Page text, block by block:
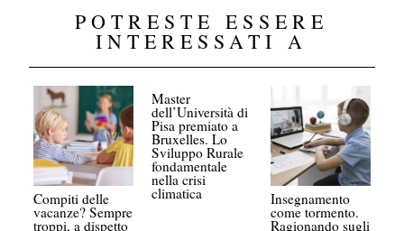
POTRESTE ESSERE
INTERESSATI A
Compiti delle
vacanze? Sempre
troppi, a dispetto
Master
dell’Università di
Pisa premiato a
Bruxelles. Lo
Sviluppo Rurale
fondamentale
nella crisi
climatica Insegnamento
come tormento.
Ragionando sugli